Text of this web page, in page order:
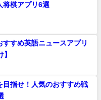
将棋アプリ6選
すめ英語ニュースアプリ
目指せ！人気のおすすめ戦